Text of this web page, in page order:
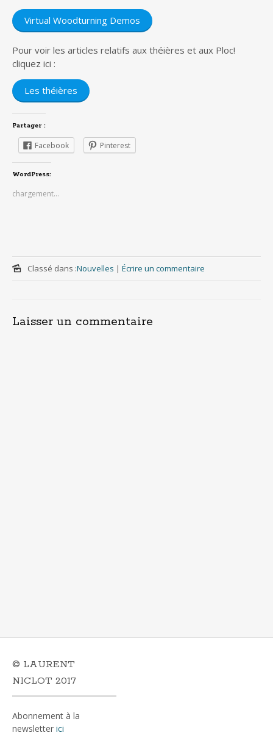
Virtual Woodturning Demos
Pour voir les articles relatifs aux théières et aux Ploc!
cliquez ici :
Les théières
Partager :
Facebook Pinterest
WordPress:
chargement…
Classé dans :Nouvelles | Écrire un commentaire
Laisser un commentaire
© LAURENT
NICLOT 2017
Abonnement à la
newsletter ici